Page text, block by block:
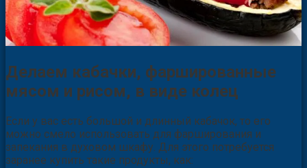
Делаем кабачки, фаршированные
мясом и рисом, в виде колец
Если у вас есть большой и длинный кабачок, то его
можно смело использовать для фарширования и
запекания в духовом шкафу. Для этого потребуется
заранее купить такие продукты, как: